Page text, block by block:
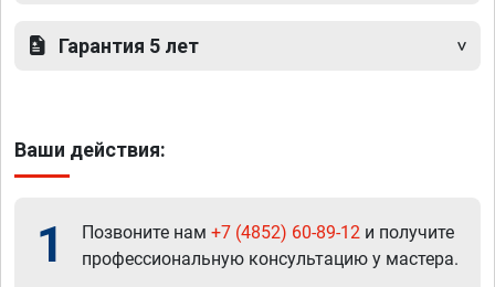
Гарантия 5 лет
Ваши действия:
1 Позвоните нам +7 (4852) 60-89-12 и получите
профессиональную консультацию у мастера.